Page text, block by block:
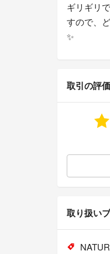
ギリギリ
すので、
✨
取引の評価
取り扱い